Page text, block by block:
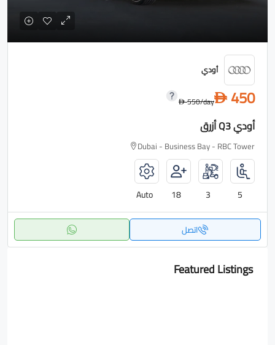
أودي
D 450
D550/day
أودي Q3 أزرق
Dubai - Business Bay - RBC Tower
5
3
18
Auto
اتصل
Featured Listings